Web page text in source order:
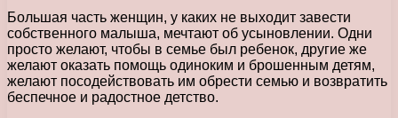
Большая часть женщин, у каких не выходит завести
собственного малыша, мечтают об усыновлении. Одни
просто желают, чтобы в семье был ребенок, другие же
желают оказать помощь одиноким и брошенным детям,
желают посодействовать им обрести семью и возвратить
беспечное и радостное детство.